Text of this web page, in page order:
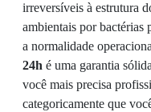
irreversíveis à estrutura
ambientais por bactérias
a normalidade
24h é uma garantia
você mais precisa
categoricamente que